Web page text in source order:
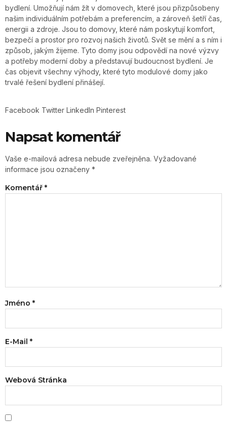
bydlení. Umožňují nám žít v domovech, které jsou přizpůsobeny
našim individuálním potřebám a preferencím, a zároveň šetří čas,
energii a zdroje. Jsou to domovy, které nám poskytují komfort,
bezpečí a prostor pro rozvoj našich životů. Svět se mění a s ním i
způsob, jakým žijeme. Tyto domy jsou odpovědí na nové výzvy
a potřeby moderní doby a představují budoucnost bydlení. Je
čas objevit všechny výhody, které tyto modulové domy jako
trvalé řešení bydlení přinášejí.
Facebook Twitter LinkedIn Pinterest
Napsat komentář
Vaše e-mailová adresa nebude zveřejněna. Vyžadované
informace jsou označeny *
Komentář *
Jméno *
E-Mail *
Webová Stránka